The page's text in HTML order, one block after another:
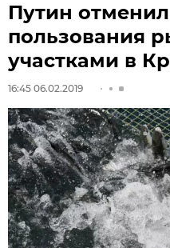
Путин
пользования
участками в
16:45 06.02.2019